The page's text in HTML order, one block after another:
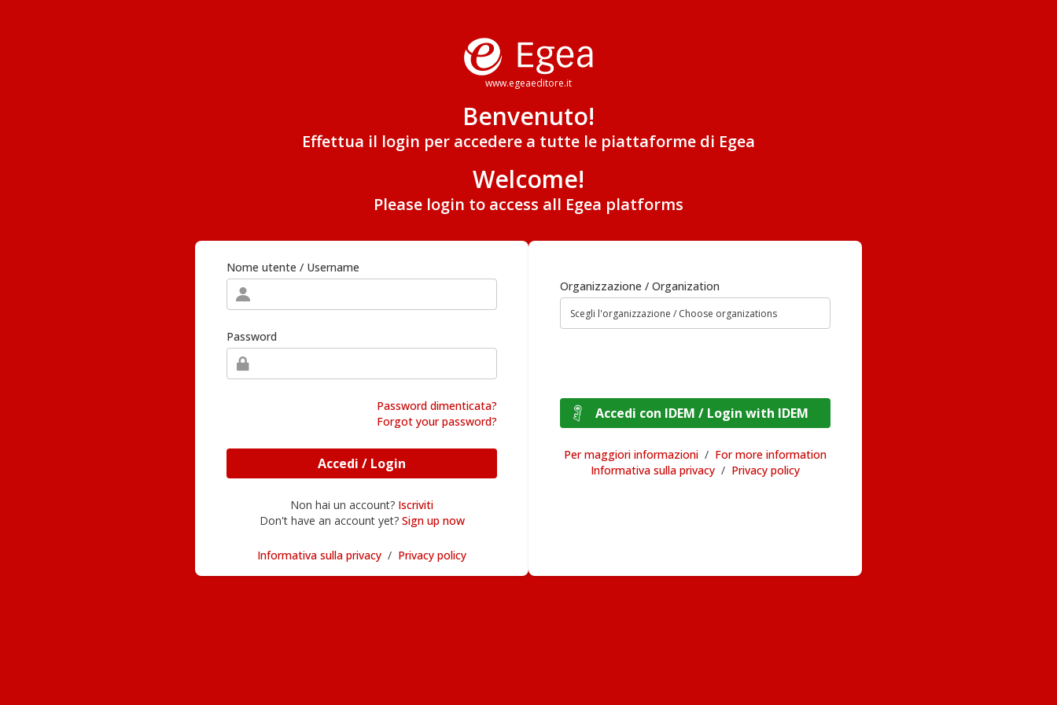
www.egeaeditore.it
Benvenuto!
Effettua il login per accedere a tutte le piattaforme di Egea
Welcome!
Please login to access all Egea platforms
Nome utente / Username
Password
Password dimenticata?
Forgot your password?
Accedi / Login
Non hai un account? Iscriviti
Don't have an account yet? Sign up now
Informativa sulla privacy / Privacy policy
Organizzazione / Organization
Accedi con IDEM / Login with IDEM
Per maggiori informazioni / For more information
Informativa sulla privacy / Privacy policy